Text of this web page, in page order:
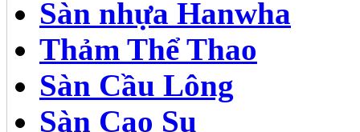
Sàn nhựa Hanwha
Thảm Thể Thao
Sàn Cầu Lông
Sàn Cao Su